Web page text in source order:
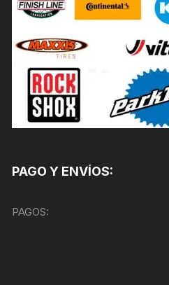
PAGO Y ENVÍOS:
PAGOS: